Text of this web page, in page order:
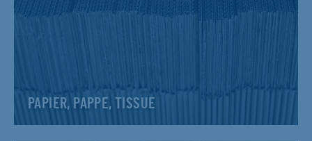
PAPIER, PAPPE, TISSUE